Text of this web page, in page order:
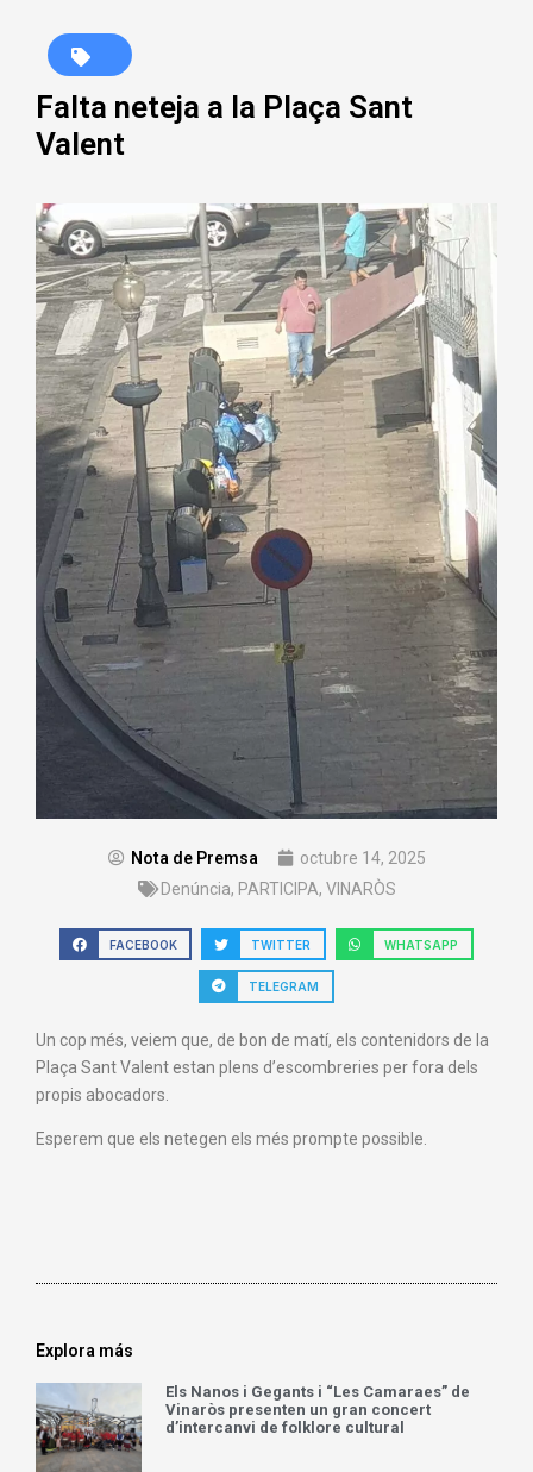
Falta neteja a la Plaça Sant
Valent
Nota de Premsa
octubre 14, 2025
Denúncia, PARTICIPA, VINARÒS
FACEBOOK TWITTER WHATSAPP
TELEGRAM
Un cop més, veiem que, de bon de matí, els contenidors de la
Plaça Sant Valent estan plens d’escombreries per fora dels
propis abocadors.
Esperem que els netegen els més prompte possible.
Explora más
Els Nanos i Gegants i “Les Camaraes” de
Vinaròs presenten un gran concert
d’intercanvi de folklore cultural